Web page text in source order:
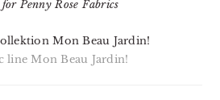
Mon Beau Jardin!
line Mon Beau Jardin!